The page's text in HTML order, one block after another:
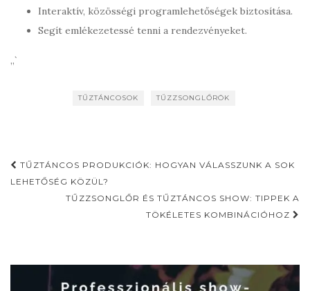
Interaktív, közösségi programlehetőségek biztosítása.
Segít emlékezetessé tenni a rendezvényeket.
„`
TŰZTÁNCOSOK TŰZZSONGLŐRÖK
Post
navigation
TŰZTÁNCOS PRODUKCIÓK: HOGYAN VÁLASSZUNK A SOK
LEHETŐSÉG KÖZÜL?
TŰZZSONGLŐR ÉS TŰZTÁNCOS SHOW: TIPPEK A
TÖKÉLETES KOMBINÁCIÓHOZ